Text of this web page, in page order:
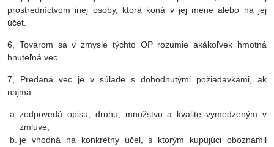
prostredníctvom inej osoby, ktorá koná v jej mene alebo na jej
účet.
6, Tovarom sa v zmysle týchto OP rozumie akákoľvek hmotná
hnuteľná vec.
7, Predaná vec je v súlade s dohodnutými požiadavkami, ak
najmä:
zodpovedá opisu, druhu, množstvu a kvalite vymedzeným v
zmluve,
je vhodná na konkrétny účel, s ktorým kupujúci oboznámil